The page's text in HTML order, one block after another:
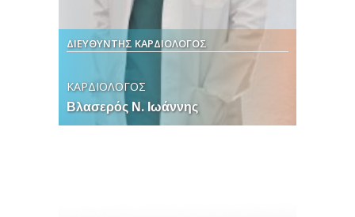
ΔΙΕΥΘΥΝΤΗΣ ΚΑΡΔΙΟΛΟΓΟΣ
ΚΑΡΔΙΟΛΟΓΟΣ
Βλασερός Ν. Ιωάννης